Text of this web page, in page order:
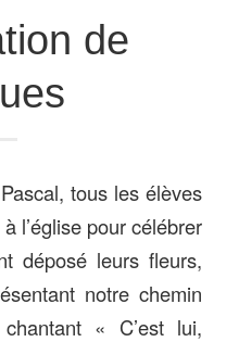
de
tous les élèves
l’église pour célébrer
déposé leurs fleurs,
notre chemin
« C’est lui,